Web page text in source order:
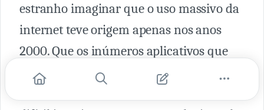
estranho imaginar que o uso massivo da
internet teve origem apenas nos anos
2000. Que os inúmeros aplicativos que
existem hoje, e de onde muitas empresas,